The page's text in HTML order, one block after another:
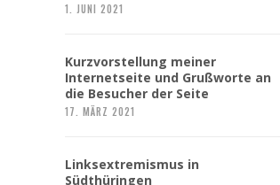
1. JUNI 2021
Kurzvorstellung meiner
Internetseite und Grußworte an
die Besucher der Seite
17. MÄRZ 2021
Linksextremismus in
Südthüringen